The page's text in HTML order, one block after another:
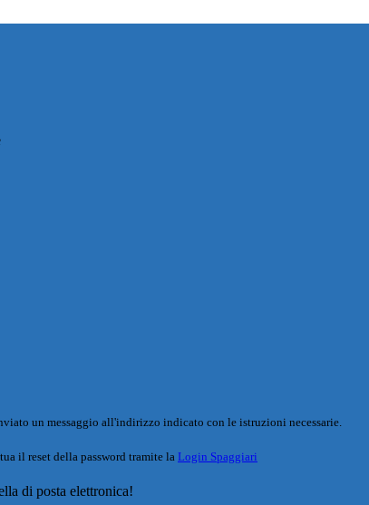
un messaggio all'indirizzo indicato con le istruzioni necessarie.
il reset della password tramite la Login Spaggiari
di posta elettronica!